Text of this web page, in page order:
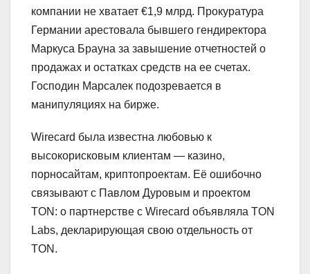
компании не хватает €1,9 млрд. Прокуратура
Германии арестовала бывшего гендиректора
Маркуса Брауна за завышение отчетностей о
продажах и остатках средств на ее счетах.
Господин Марсалек подозревается в
манипуляциях на бирже.
Wirecard была известна любовью к
высокорисковым клиентам — казино,
порносайтам, криптопроектам. Её ошибочно
связывают с Павлом Дуровым и проектом
TON: о партнерстве с Wirecard объявляла TON
Labs, декларирующая свою отдельность от
TON.